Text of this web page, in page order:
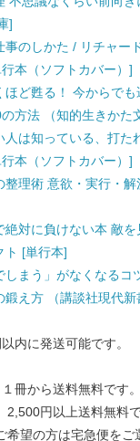
]
事のしかた / リチャー
本（ソフトカバー）]
ほど甦る！ 今からで
方法 （知的生きかた
人は知っている、打
本（ソフトカバー）]
整理術 意欲・実行・
絶対に負けない本 敵
ト [単行本]
しまう」がなくなる
鍛え方 （講談社現代
内に発送可能です。
冊から送料無料です。
2,500円以上送料無料で
望の方は宅急便をご